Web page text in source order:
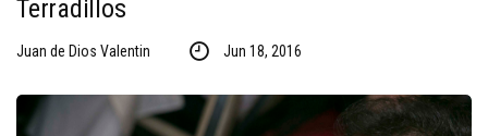
Terradillos
Juan de Dios Valentin Jun 18, 2016